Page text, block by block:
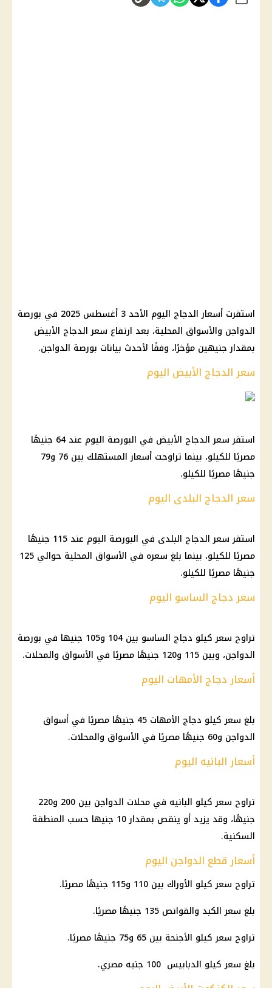
استقرت أسعار الدجاج اليوم الأحد 3 أغسطس 2025 في بورصة
الدواجن والأسواق المحلية، بعد ارتفاع سعر الدجاج الأبيض
بمقدار جنيهين مؤخرًا، وفقًا لأحدث بيانات بورصة الدواجن.
سعر الدجاج الأبيض اليوم
استقر سعر الدجاج الأبيض في البورصة اليوم عند 64 جنيهًا
مصريًا للكيلو، بينما تراوحت أسعار المستهلك بين 76 و79
جنيهًا مصريًا للكيلو.
سعر الدجاج البلدى اليوم
استقر سعر الدجاج البلدى في البورصة اليوم عند 115 جنيهًا
مصريًا للكيلو، بينما بلغ سعره في الأسواق المحلية حوالي 125
جنيهًا مصريًا للكيلو.
سعر دجاج الساسو اليوم
تراوح سعر كيلو دجاج الساسو بين 104 و105 جنيها في بورصة
الدواجن، وبين 115 و120 جنيهًا مصريًا في الأسواق والمحلات.
أسعار دجاج الأمهات اليوم
بلغ سعر كيلو دجاج الأمهات 45 جنيهًا مصريًا في أسواق
الدواجن و60 جنيهًا مصريًا في الأسواق والمحلات.
أسعار البانيه اليوم
تراوح سعر كيلو البانيه في محلات الدواجن بين 200 و220
جنيهًا، وقد يزيد أو ينقص بمقدار 10 جنيها حسب المنطقة
السكنية.
أسعار قطع الدواجن اليوم
تراوح سعر كيلو الأوراك بين 110 و115 جنيهًا مصريًا.
بلغ سعر الكبد والقوانص 135 جنيهًا مصريًا.
تراوح سعر كيلو الأجنحة بين 65 و75 جنيهًا مصريًا.
بلغ سعر كيلو الدبابيس 100 جنيه مصري.